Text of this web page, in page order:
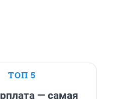
ТОП 5
— самая